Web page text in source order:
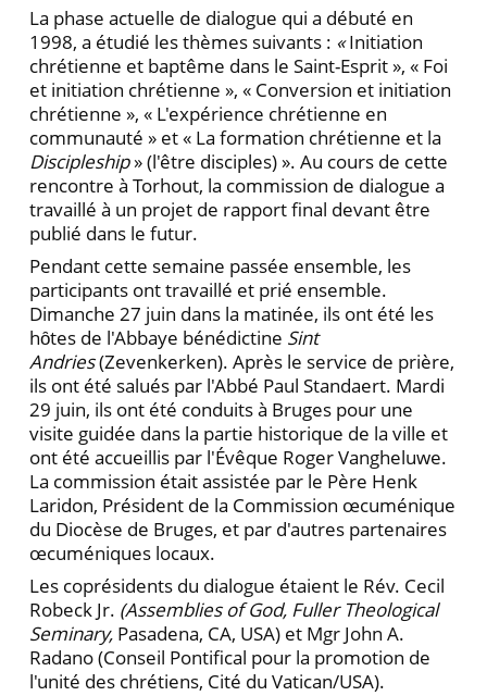
La phase actuelle de dialogue qui a débuté en
1998, a étudié les thèmes suivants : «Initiation
chrétienne et baptême dans le Saint-Esprit », « Foi
et initiation chrétienne », « Conversion et initiation
chrétienne », « L'expérience chrétienne en
communauté » et « La formation chrétienne et la
Discipleship» (l'être disciples) ». Au cours de cette
rencontre à Torhout, la commission de dialogue a
travaillé à un projet de rapport final devant être
publié dans le futur.
Pendant cette semaine passée ensemble, les
participants ont travaillé et prié ensemble.
Dimanche 27 juin dans la matinée, ils ont été les
hȏtes de l'Abbaye bénédictine Sint
Andries(Zevenkerken). Après le service de prière,
ils ont été salués par l'Abbé Paul Standaert. Mardi
29 juin, ils ont été conduits à Bruges pour une
visite guidée dans la partie historique de la ville et
ont été accueillis par l'Évêque Roger Vangheluwe.
La commission était assistée par le Père Henk
Laridon, Président de la Commission œcuménique
du Diocèse de Bruges, et par d'autres partenaires
œcuméniques locaux.
Les coprésidents du dialogue étaient le Rév. Cecil
Robeck Jr. (Assemblies of God, Fuller Theological
Seminary, Pasadena, CA, USA) et Mgr John A.
Radano (Conseil Pontifical pour la promotion de
l'unité des chrétiens, Cité du Vatican/USA).